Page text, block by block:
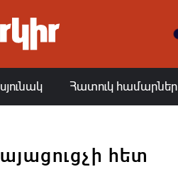
Հատուկ համարներ
հետ